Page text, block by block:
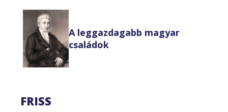
A leggazdagabb magyar
családok
FRISS